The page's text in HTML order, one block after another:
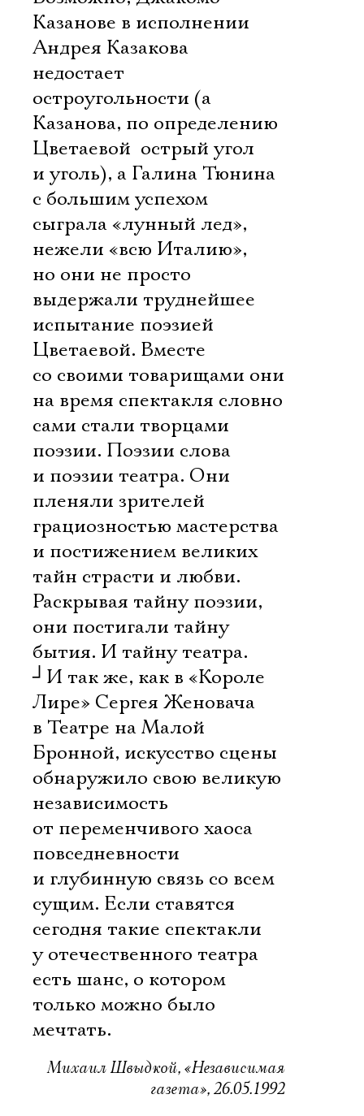
Казанове в исполнении
Андрея Казакова
недостает
остроугольности (а
Казанова, по определению
Цветаевой  острый угол
и уголь), а Галина Тюнина
с большим успехом
сыграла «лунный лед»,
нежели «всю Италию»,
но они не просто
выдержали труднейшее
испытание поэзией
Цветаевой. Вместе
со своими товарищами они
на время спектакля словно
сами стали творцами
поэзии. Поэзии слова
и поэзии театра. Они
пленяли зрителей
грациозностью мастерства
и постижением великих
тайн страсти и любви.
Раскрывая тайну поэзии,
они постигали тайну
бытия. И тайну театра.
┘ И так же, как в «Короле
Лире» Сергея Женовача
в Театре на Малой
Бронной, искусство сцены
обнаружило свою великую
независимость
от переменчивого хаоса
повседневности
и глубинную связь со всем
сущим. Если ставятся
сегодня такие спектакли 
у отечественного театра
есть шанс, о котором
только можно было
мечтать.
Михаил Швыдкой, «Независимая
газета», 26.05.1992